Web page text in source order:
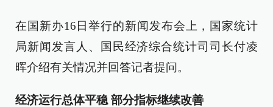
在国新办16日举行的新闻发布会上，国家统计
局新闻发言人、国民经济综合统计司司长付凌
晖介绍有关情况并回答记者提问。
经济运行总体平稳 部分指标继续改善